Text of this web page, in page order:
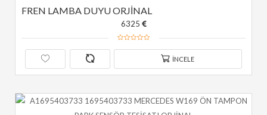
FREN LAMBA DUYU ORJİNAL
6325
İNCELE